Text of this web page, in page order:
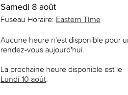
Samedi 8 août
Fuseau Horaire: Eastern Time
Aucune heure n'est disponible pour
rendez-vous aujourd'hui.
La prochaine heure disponible est le
Lundi 10 août.